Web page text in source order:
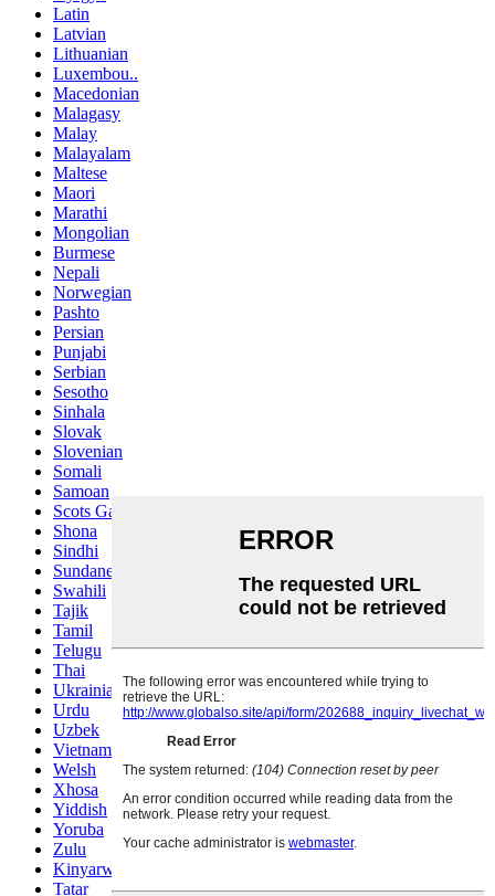
Latin
Latvian
Lithuanian
Luxembou..
Macedonian
Malagasy
Malay
Malayalam
Maltese
Maori
Marathi
Mongolian
Burmese
Nepali
Norwegian
Pashto
Persian
Punjabi
Serbian
Sesotho
Sinhala
Slovak
Slovenian
Somali
Samoan
Scots Gaelic
Shona
Sindhi
Sundanese
Swahili
Tajik
Tamil
Telugu
Thai
Ukrainian
Urdu
Uzbek
Vietnamese
Welsh
Xhosa
Yiddish
Yoruba
Zulu
Kinyarwanda
Tatar